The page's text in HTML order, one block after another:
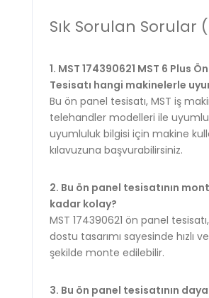
Sık Sorulan Sorular
1. MST 174390621 MST 6 Plus
Tesisatı hangi makinelerle
Bu ön panel tesisatı, MST iş
telehandler modelleri ile
uyumluluk bilgisi için makine
kılavuzuna başvurabilirsiniz.
2. Bu ön panel tesisatının
kadar kolay?
MST 174390621 ön panel tesisatı,
dostu tasarımı sayesinde hızlı
şekilde monte edilebilir.
3. Bu ön panel tesisatının